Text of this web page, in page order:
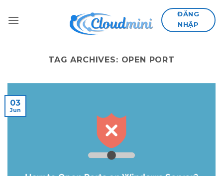
ĐĂNG
NHẬP
TAG ARCHIVES: OPEN PORT
03
Jun